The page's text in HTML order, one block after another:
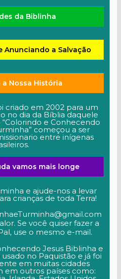
da Biblinha
Anunciando a Salvação
a Nossa História
criado em 2002 para um
no dia da Bíblia daquele
“Colorindo e Conhecendo
começou a ser
entre inígenas
vamos mais longe
e ajude-nos a levar
crianças de toda Terra!
Se você quiser fazer a
use o mesmo e-mail.
Jesus Biblinha e
no Paquistão e já foi
em muitas cidades
em outros países como: